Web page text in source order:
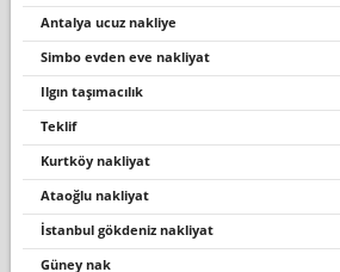
antalya ucuz nakliye
simbo evden eve nakliyat
ilgin taşimacilik
teklif
kurtköy nakliyat
ataoğlu nakliyat
i̇stanbul gökdeni̇z nakli̇yat
güney nak